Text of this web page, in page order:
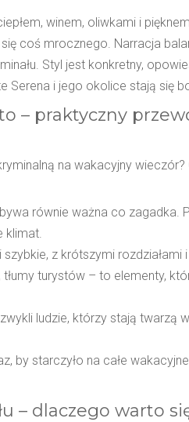
winem, oliwkami i
coś mrocznego. Narracja
Styl jest konkretny,
i jego okolice stają się
– praktyczny
na wakacyjny wieczór?
równie ważna co zagadka.
klimat.
z krótszymi rozdziałami
tłumy turystów – to elementy,
ludzie, którzy stają twarzą
by starczyło na całe
– dlaczego warto